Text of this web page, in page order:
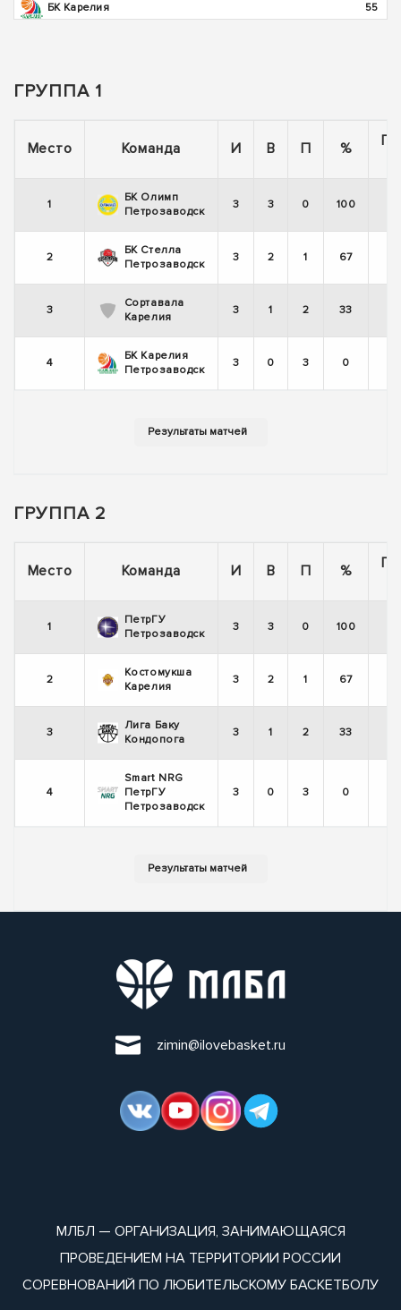
БК Карелия
55
ГРУППА 1
Место Команда И В П %
1
БК Олимп
Петрозаводск
3 3 0 100
2
БК Стелла
Петрозаводск
3 2 1 67
3
Сортавала
Карелия
3 1 2 33
4
БК Карелия
Петрозаводск
3 0 3 0
ГРУППА 2
Место Команда И В П %
1
ПетрГУ
Петрозаводск
3 3 0 100
2
Костомукша
Карелия
3 2 1 67
3
Лига Баку
Кондопога
3 1 2 33
4
Smart NRG
ПетрГУ
Петрозаводск
3 0 3 0
zimin@ilovebasket.ru
МЛБЛ — ОРГАНИЗАЦИЯ, ЗАНИМАЮЩАЯСЯ
ПРОВЕДЕНИЕМ НА ТЕРРИТОРИИ РОССИИ
СОРЕВНОВАНИЙ ПО ЛЮБИТЕЛЬСКОМУ БАСКЕТБОЛУ